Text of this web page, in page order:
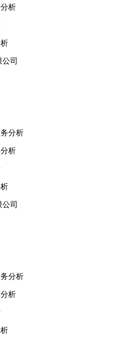
析
司
分析
析
司
分析
析